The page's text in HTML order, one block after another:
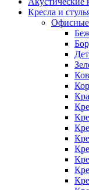
Кресла и
Офисные